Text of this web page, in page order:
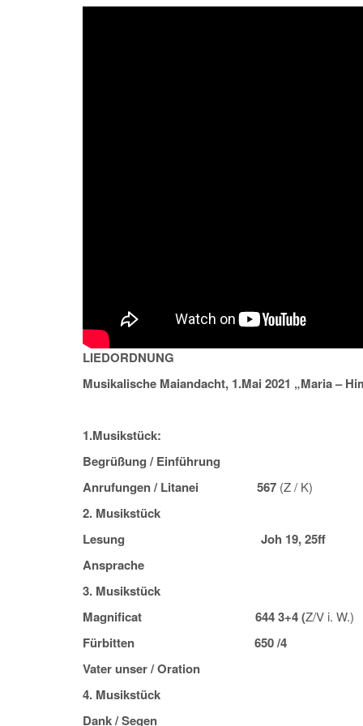
LIEDORDNUNG
Musikalische Maiandacht, 1.Mai 2021 „Maria –
1.Musikstück:
Begrüßung / Einführung
Anrufungen / Litanei 567 (Z / K)
2. Musikstück
Lesung Joh 19, 25ff
Ansprache
3. Musikstück
Magnificat 644 3+4 (Z/V i. W.)
Fürbitten 650 /4
Vater unser / Oration
4. Musikstück
Dank / Segen